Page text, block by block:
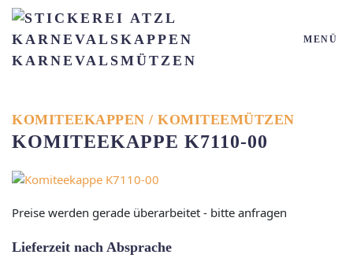
Zum Hauptinhalt springen MENÜ
KOMITEEKAPPEN / KOMITEEMÜTZEN
KOMITEEKAPPE K7110-00
Preise werden gerade überarbeitet - bitte anfragen
Lieferzeit nach Absprache